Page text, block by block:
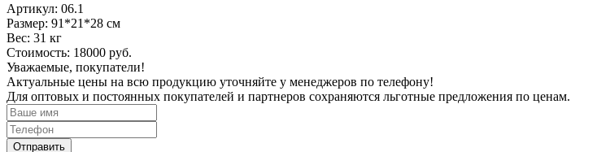
Артикул: 06.1
Размер: 91*21*28 см
Вес: 31 кг
Стоимость: 18000 руб.
Уважаемые, покупатели!
Актуальные цены на всю продукцию уточняйте у менеджеров по телефону!
Для оптовых и постоянных покупателей и партнеров сохраняются льготные предложения по ценам.